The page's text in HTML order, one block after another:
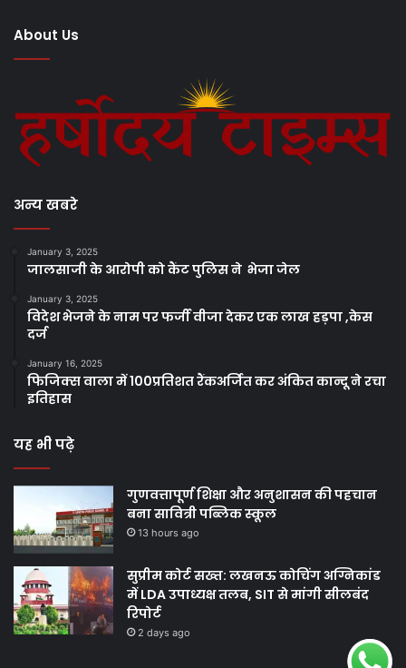
About Us
अन्य खबरे
January 3, 2025
जालसाजी के आरोपी को कैंट पुलिस ने भेजा जेल
January 3, 2025
विदेश भेजने के नाम पर फर्जी वीजा देकर एक लाख हड़पा ,केस
दर्ज
January 16, 2025
फिजिक्स वाला में 100प्रतिशत रैंकअर्जित कर अंकित कान्दू ने रचा
इतिहास
यह भी पढ़े
गुणवत्तापूर्ण शिक्षा और अनुशासन की पहचान
बना सावित्री पब्लिक स्कूल
13 hours ago
सुप्रीम कोर्ट सख्त: लखनऊ कोचिंग अग्निकांड
में LDA उपाध्यक्ष तलब, SIT से मांगी सीलबंद
रिपोर्ट
2 days ago